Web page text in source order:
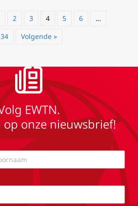
2 3 4 5 6
…
34
Volgende »
EWTN.
op onze nieuwsbrief!